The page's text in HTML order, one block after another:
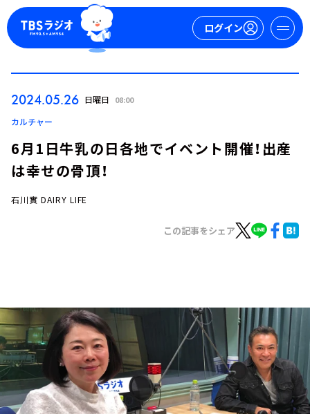
ログイン
お知らせ
イベント・グッズ
YouTube
会社情報
2024.05.26 日曜日 08:00
カルチャー
6月1日牛乳の日各地でイベント開催！出産
は幸せの骨頂！
石川實 DAIRY LIFE
この記事をシェア